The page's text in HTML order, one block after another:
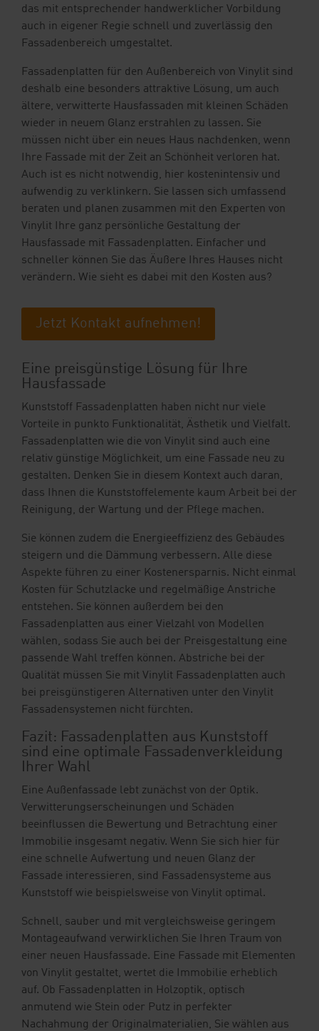
das mit entsprechender handwerklicher Vorbildung
auch in eigener Regie schnell und zuverlässig den
Fassadenbereich umgestaltet.
Fassadenplatten für den Außenbereich von Vinylit sind
deshalb eine besonders attraktive Lösung, um auch
ältere, verwitterte Hausfassaden mit kleinen Schäden
wieder in neuem Glanz erstrahlen zu lassen. Sie
müssen nicht über ein neues Haus nachdenken, wenn
Ihre Fassade mit der Zeit an Schönheit verloren hat.
Auch ist es nicht notwendig, hier kostenintensiv und
aufwendig zu verklinkern. Sie lassen sich umfassend
beraten und planen zusammen mit den Experten von
Vinylit Ihre ganz persönliche Gestaltung der
Hausfassade mit Fassadenplatten. Einfacher und
schneller können Sie das Äußere Ihres Hauses nicht
verändern. Wie sieht es dabei mit den Kosten aus?
Jetzt Kontakt aufnehmen!
Eine preisgünstige Lösung für Ihre
Hausfassade
Kunststoff Fassadenplatten haben nicht nur viele
Vorteile in punkto Funktionalität, Ästhetik und Vielfalt.
Fassadenplatten wie die von Vinylit sind auch eine
relativ günstige Möglichkeit, um eine Fassade neu zu
gestalten. Denken Sie in diesem Kontext auch daran,
dass Ihnen die Kunststoffelemente kaum Arbeit bei der
Reinigung, der Wartung und der Pflege machen.
Sie können zudem die Energieeffizienz des Gebäudes
steigern und die Dämmung verbessern. Alle diese
Aspekte führen zu einer Kostenersparnis. Nicht einmal
Kosten für Schutzlacke und regelmäßige Anstriche
entstehen. Sie können außerdem bei den
Fassadenplatten aus einer Vielzahl von Modellen
wählen, sodass Sie auch bei der Preisgestaltung eine
passende Wahl treffen können. Abstriche bei der
Qualität müssen Sie mit Vinylit Fassadenplatten auch
bei preisgünstigeren Alternativen unter den Vinylit
Fassadensystemen nicht fürchten.
Fazit: Fassadenplatten aus Kunststoff
sind eine optimale Fassadenverkleidung
Ihrer Wahl
Eine Außenfassade lebt zunächst von der Optik.
Verwitterungserscheinungen und Schäden
beeinflussen die Bewertung und Betrachtung einer
Immobilie insgesamt negativ. Wenn Sie sich hier für
eine schnelle Aufwertung und neuen Glanz der
Fassade interessieren, sind Fassadensysteme aus
Kunststoff wie beispielsweise von Vinylit optimal.
Schnell, sauber und mit vergleichsweise geringem
Montageaufwand verwirklichen Sie Ihren Traum von
einer neuen Hausfassade. Eine Fassade mit Elementen
von Vinylit gestaltet, wertet die Immobilie erheblich
auf. Ob Fassadenplatten in Holzoptik, optisch
anmutend wie Stein oder Putz in perfekter
Nachahmung der Originalmaterialien, Sie wählen aus